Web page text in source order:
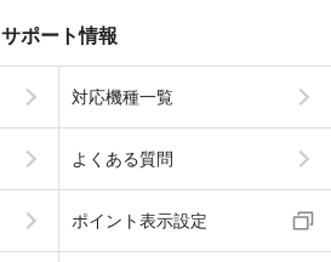
サポート情報
対応機種一覧
よくある質問
ポイント表示設定